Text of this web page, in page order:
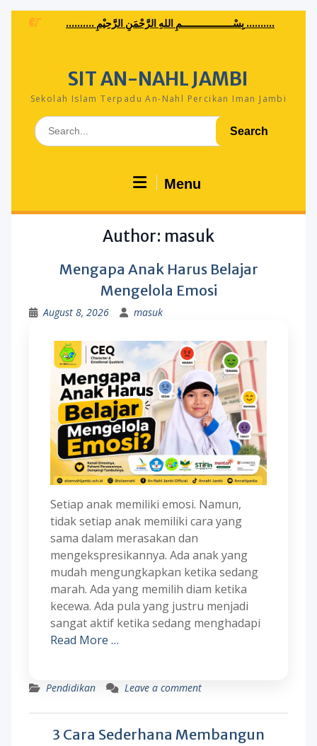
Skip
.......... بِسْــــــــــــــــــمِ اللهِ الرَّحْمَنِ الرَّحِيْمِ ..........
SIT AN-NAHL JAMBI
Sekolah Islam Terpadu An-Nahl Percikan Iman Jambi
Search
for:
Menu
Author: masuk
Mengapa Anak Harus Belajar
Mengelola Emosi
August 8, 2026 masuk
Setiap anak memiliki emosi. Namun,
tidak setiap anak memiliki cara yang
sama dalam merasakan dan
mengekspresikannya. Ada anak yang
mudah mengungkapkan ketika sedang
marah. Ada yang memilih diam ketika
kecewa. Ada pula yang justru menjadi
sangat aktif ketika sedang menghadapi
Read More …
Pendidikan Leave a comment
3 Cara Sederhana Membangun